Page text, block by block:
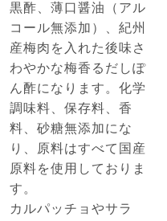
黒酢、薄口醤油（アル
コール無添加）、紀州
産梅肉を入れた後味さ
わやかな梅香るだしぽ
ん酢になります。化学
調味料、保存料、香
料、砂糖無添加にな
り、原料はすべて国産
原料を使用しておりま
す。
カルパッチョやサラ